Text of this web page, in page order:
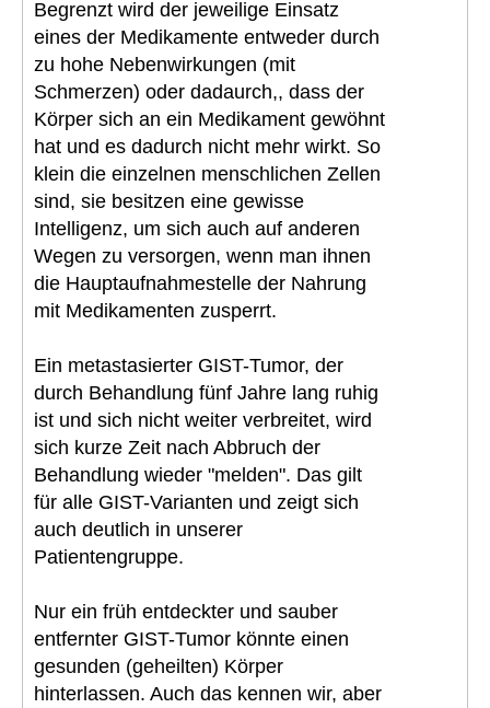
Begrenzt wird der jeweilige Einsatz
eines der Medikamente entweder durch
zu hohe Nebenwirkungen (mit
Schmerzen) oder dadaurch,, dass der
Körper sich an ein Medikament gewöhnt
hat und es dadurch nicht mehr wirkt. So
klein die einzelnen menschlichen Zellen
sind, sie besitzen eine gewisse
Intelligenz, um sich auch auf anderen
Wegen zu versorgen, wenn man ihnen
die Hauptaufnahmestelle der Nahrung
mit Medikamenten zusperrt.
Ein metastasierter GIST-Tumor, der
durch Behandlung fünf Jahre lang ruhig
ist und sich nicht weiter verbreitet, wird
sich kurze Zeit nach Abbruch der
Behandlung wieder "melden". Das gilt
für alle GIST-Varianten und zeigt sich
auch deutlich in unserer
Patientengruppe.
Nur ein früh entdeckter und sauber
entfernter GIST-Tumor könnte einen
gesunden (geheilten) Körper
hinterlassen. Auch das kennen wir, aber